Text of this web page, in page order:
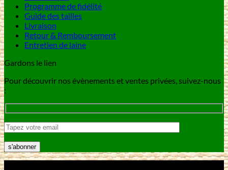
Programme de fidélité
Guide des tailles
Livraison
Retour & Remboursement
Entretien de laine
Gardons le lien
Pour découvrir nos évènements et ventes privées, suivez-nous
: